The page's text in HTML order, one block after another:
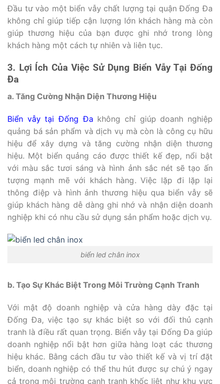
Đầu tư vào một biển vẫy chất lượng tại quận Đống Đa
không chỉ giúp tiếp cận lượng lớn khách hàng mà còn
giúp thương hiệu của bạn được ghi nhớ trong lòng
khách hàng một cách tự nhiên và liên tục.
3. Lợi Ích Của Việc Sử Dụng Biển Vẫy Tại Đống
Đa
a. Tăng Cường Nhận Diện Thương Hiệu
Biển vẫy tại Đống Đa không chỉ giúp doanh nghiệp
quảng bá sản phẩm và dịch vụ mà còn là công cụ hữu
hiệu để xây dựng và tăng cường nhận diện thương
hiệu. Một biển quảng cáo được thiết kế đẹp, nổi bật
với màu sắc tươi sáng và hình ảnh sắc nét sẽ tạo ấn
tượng mạnh mẽ với khách hàng. Việc lặp đi lặp lại
thông điệp và hình ảnh thương hiệu qua biển vẫy sẽ
giúp khách hàng dễ dàng ghi nhớ và nhận diện doanh
nghiệp khi có nhu cầu sử dụng sản phẩm hoặc dịch vụ.
biển led chân inox
b. Tạo Sự Khác Biệt Trong Môi Trường Cạnh Tranh
Với mật độ doanh nghiệp và cửa hàng dày đặc tại
Đống Đa, việc tạo sự khác biệt so với đối thủ cạnh
tranh là điều rất quan trọng. Biển vẫy tại Đống Đa giúp
doanh nghiệp nổi bật hơn giữa hàng loạt các thương
hiệu khác. Bằng cách đầu tư vào thiết kế và vị trí đặt
biển, doanh nghiệp có thể thu hút được sự chú ý ngay
cả trong môi trường cạnh tranh khốc liệt như khu vực